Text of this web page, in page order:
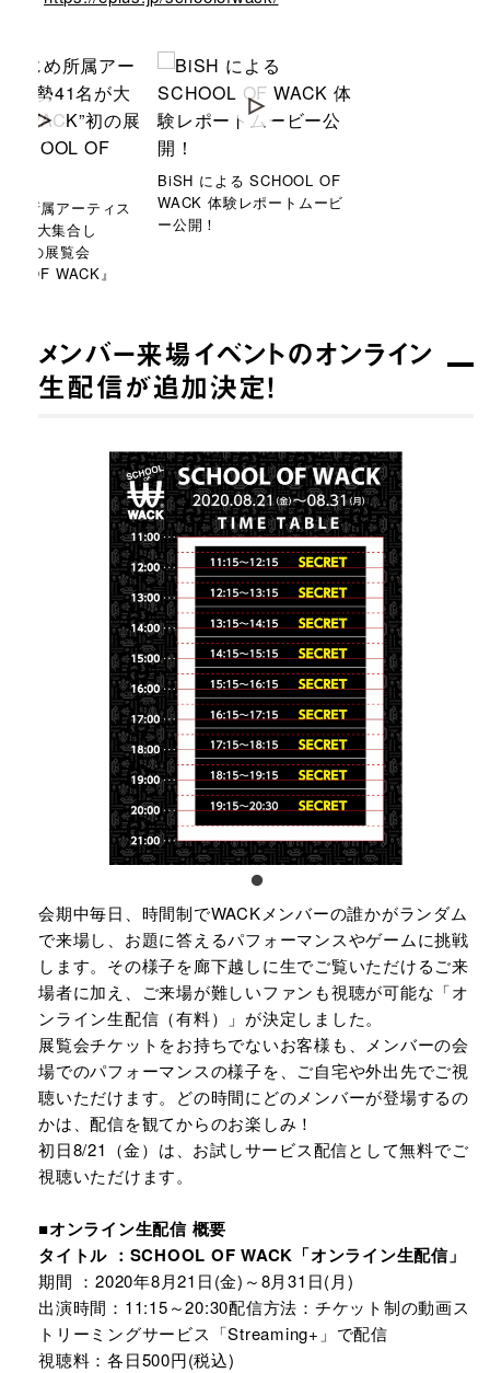
め所属アーティス
名が大集合し
初の展覧会
OF WACK』
BiSH による SCHOOL OF
WACK 体験レポートムービ
ー公開！
メンバー来場イベントのオンライン
生配信が追加決定！
会期中毎日、時間制でWACKメンバーの誰かがランダム
で来場し、お題に答えるパフォーマンスやゲームに挑戦
します。その様子を廊下越しに生でご覧いただけるご来
場者に加え、ご来場が難しいファンも視聴が可能な「オ
ンライン生配信（有料）」が決定しました。
展覧会チケットをお持ちでないお客様も、メンバーの会
場でのパフォーマンスの様子を、ご自宅や外出先でご視
聴いただけます。どの時間にどのメンバーが登場するの
かは、配信を観てからのお楽しみ！
初日8/21（金）は、お試しサービス配信として無料でご
視聴いただけます。
■オンライン生配信 概要
タイトル ：SCHOOL OF WACK「オンライン生配信」
期間 ：2020年8月21日(金)～8月31日(月)
出演時間：11:15～20:30配信方法：チケット制の動画ス
トリーミングサービス「Streaming+」で配信
視聴料：各日500円(税込)